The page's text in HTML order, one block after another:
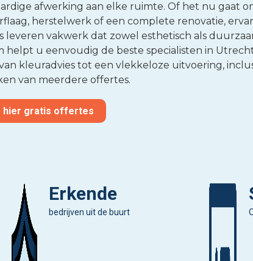
afwerking aan elke ruimte. Of het nu gaat
herstelwerk of een complete renovatie,
leveren vakwerk dat zowel esthetisch als
helpt u eenvoudig de beste specialisten in
kleuradvies tot een vlekkeloze uitvoering,
van meerdere offertes.
hier gratis offertes
Erkende
bedrijven uit de buurt